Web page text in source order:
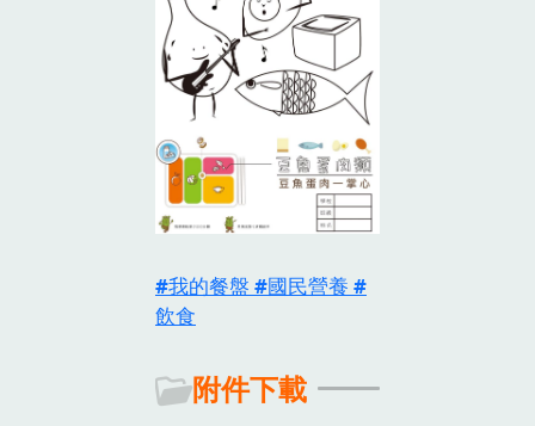
我的餐盤
國民營養
飲食
附件下載